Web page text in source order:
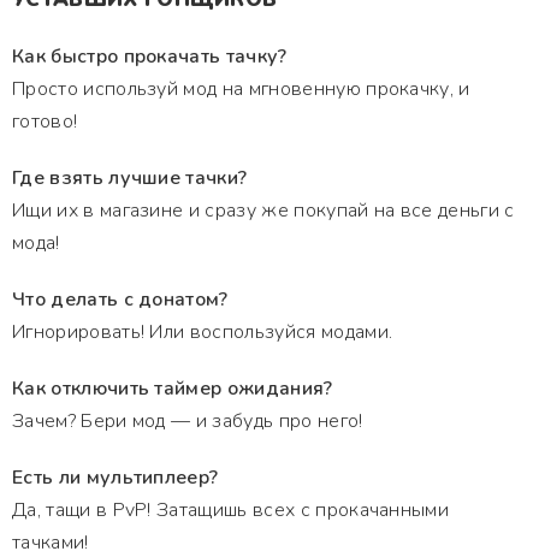
Как быстро прокачать тачку?
Просто используй мод на мгновенную прокачку, и
готово!
Где взять лучшие тачки?
Ищи их в магазине и сразу же покупай на все деньги с
мода!
Что делать с донатом?
Игнорировать! Или воспользуйся модами.
Как отключить таймер ожидания?
Зачем? Бери мод — и забудь про него!
Есть ли мультиплеер?
Да, тащи в PvP! Затащишь всех с прокачанными
тачками!